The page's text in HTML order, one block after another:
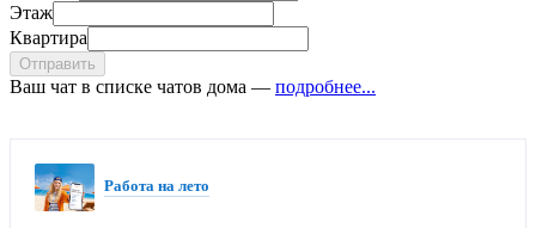
Этаж
Квартира
Отправить
Ваш чат в списке чатов дома — подробнее...
Работа на лето